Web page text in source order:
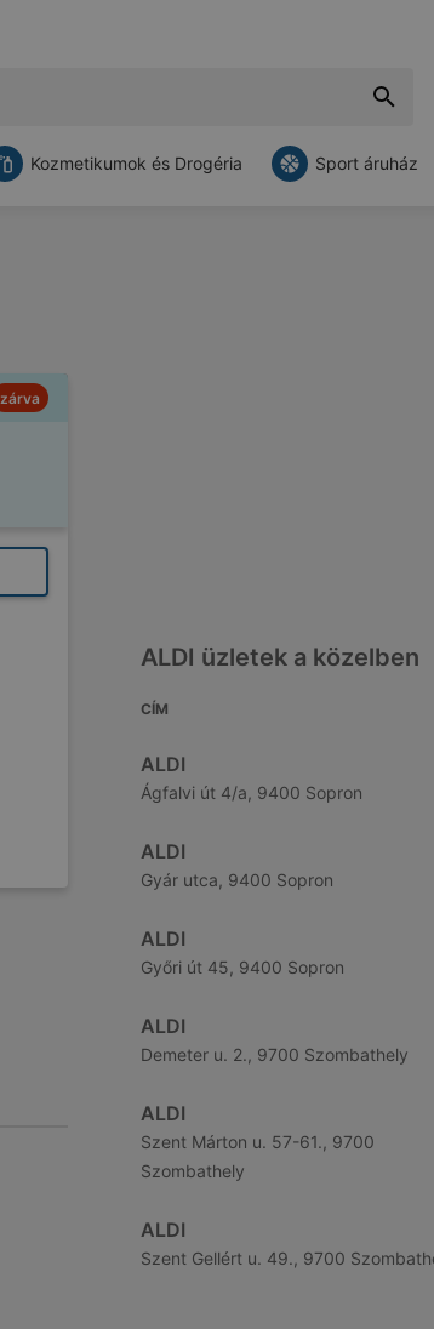
Kozmetikumok és Drogéria Sport áruház
zárva
ALDI üzletek a közelben
CÍM
ALDI
Ágfalvi út 4/a, 9400 Sopron
ALDI
Gyár utca, 9400 Sopron
ALDI
Győri út 45, 9400 Sopron
ALDI
Demeter u. 2., 9700 Szombathely
ALDI
Szent Márton u. 57-61., 9700
Szombathely
ALDI
Szent Gellért u. 49., 9700